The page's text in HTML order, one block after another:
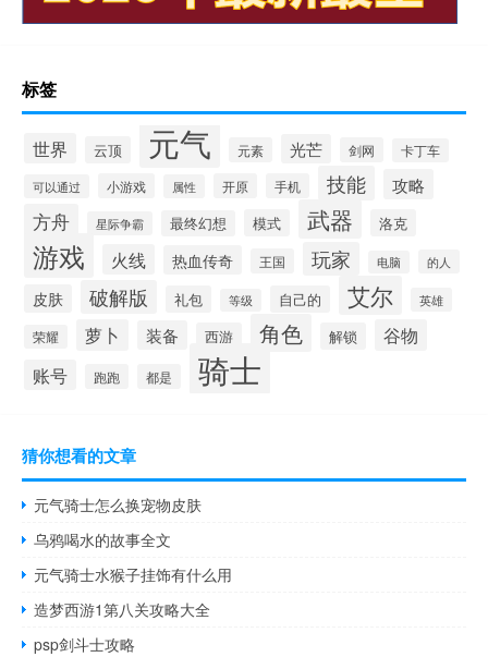
标签
世界 云顶 元气 元素 光芒 剑网 卡丁车
可以通过 小游戏 属性 开原 手机 技能 攻略
方舟 星际争霸 最终幻想 模式 武器 洛克
游戏 火线 热血传奇 王国 玩家 电脑 的人
皮肤 破解版 礼包 等级 自己的 艾尔 英雄
荣耀 萝卜 装备 西游 角色 解锁 谷物
账号 跑跑 都是 骑士
猜你想看的文章
元气骑士怎么换宠物皮肤
乌鸦喝水的故事全文
元气骑士水猴子挂饰有什么用
造梦西游1第八关攻略大全
psp剑斗士攻略